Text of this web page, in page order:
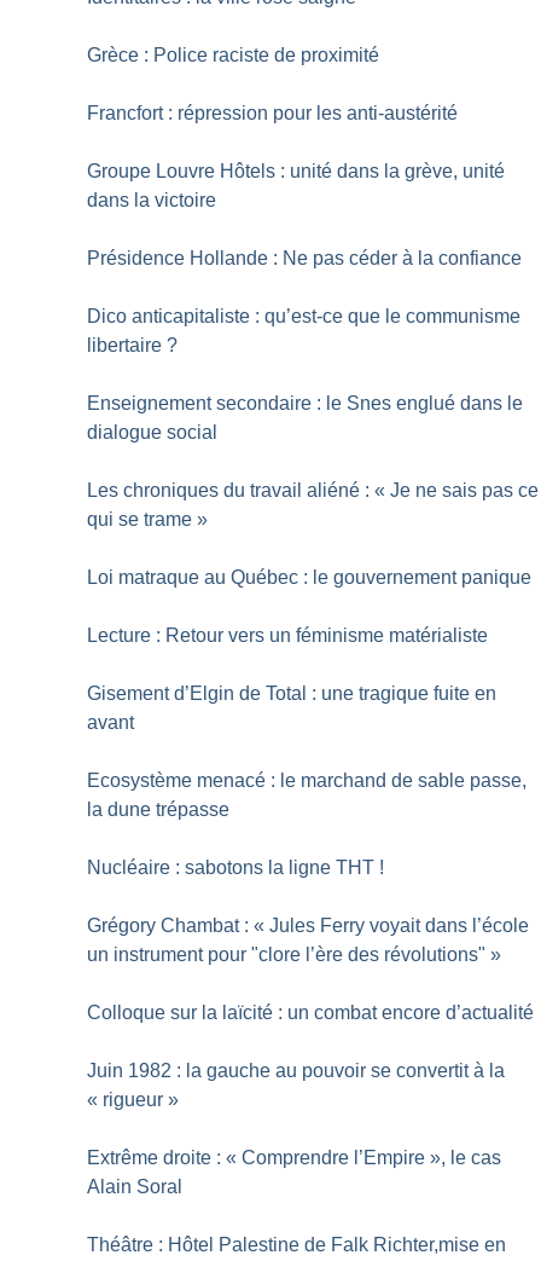
Grèce : Police raciste de proximité
Francfort : répression pour les anti-austérité
Groupe Louvre Hôtels : unité dans la grève, unité
dans la victoire
Présidence Hollande : Ne pas céder à la confiance
Dico anticapitaliste : qu’est-ce que le communisme
libertaire ?
Enseignement secondaire : le Snes englué dans le
dialogue social
Les chroniques du travail aliéné : « Je ne sais pas ce
qui se trame »
Loi matraque au Québec : le gouvernement panique
Lecture : Retour vers un féminisme matérialiste
Gisement d’Elgin de Total : une tragique fuite en
avant
Ecosystème menacé : le marchand de sable passe,
la dune trépasse
Nucléaire : sabotons la ligne THT !
Grégory Chambat : « Jules Ferry voyait dans l’école
un instrument pour "clore l’ère des révolutions" »
Colloque sur la laïcité : un combat encore d’actualité
Juin 1982 : la gauche au pouvoir se convertit à la
« rigueur »
Extrême droite : « Comprendre l’Empire », le cas
Alain Soral
Théâtre : Hôtel Palestine de Falk Richter,mise en